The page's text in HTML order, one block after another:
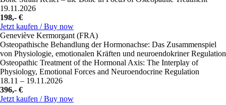
19.11.2026
198,- €
Jetzt kaufen / Buy now
Geneviève Kermorgant (FRA)
Osteopathische Behandlung der Hormonachse: Das Zusammenspiel
von Physiologie, emotionalen Kräften und neuroendokriner Regulation
Osteopathic Treatment of the Hormonal Axis: The Interplay of
Physiology, Emotional Forces and Neuroendocrine Regulation
18.11 – 19.11.2026
396,- €
Jetzt kaufen / Buy now